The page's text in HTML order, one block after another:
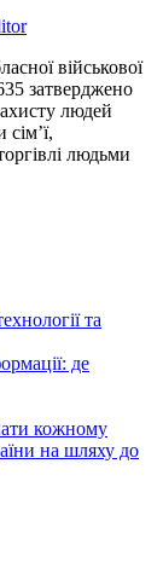
військової
затверджено
людей
людьми
та
де
кожному
на шляху до